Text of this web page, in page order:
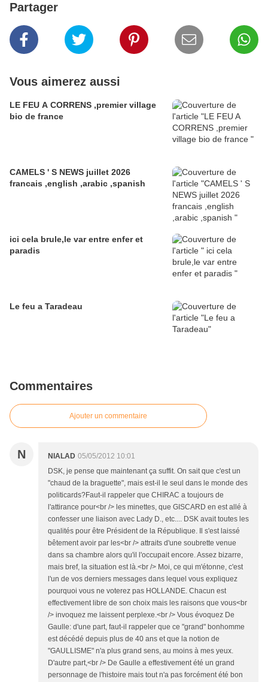
Partager
Vous aimerez aussi
LE FEU A CORRENS ,premier village
bio de france
CAMELS ' S NEWS juillet 2026
francais ,english ,arabic ,spanish
ici cela brule,le var entre enfer et
paradis
Le feu a Taradeau
Commentaires
Ajouter un commentaire
N NIALAD 05/05/2012 10:01
DSK, je pense que maintenant ça suffit. On sait que c'est un
"chaud de la braguette", mais est-il le seul dans le monde des
politicards?Faut-il rappeler que CHIRAC a toujours de
l'attirance pour<br /> les minettes, que GISCARD en est allé à
confesser une liaison avec Lady D., etc.... DSK avait toutes les
qualités pour être Président de la République. Il s'est laissé
bêtement avoir par les<br /> attraits d'une soubrette venue
dans sa chambre alors qu'il l'occupait encore. Assez bizarre,
mais bref, la situation est là.<br /> Moi, ce qui m'étonne, c'est
l'un de vos derniers messages dans lequel vous expliquez
pourquoi vous ne voterez pas HOLLANDE. Chacun est
effectivement libre de son choix mais les raisons que vous<br
/> invoquez me laissent perplexe.<br /> Vous évoquez De
Gaulle: d'une part, faut-il rappeler que ce "grand" bonhomme
est décédé depuis plus de 40 ans et que la notion de
"GAULLISME" n'a plus grand sens, au moins à mes yeux.
D'autre part,<br /> De Gaulle a effestivement été un grand
personnage de l'histoire mais tout n'a pas forcément été bon